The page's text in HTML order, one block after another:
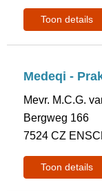
Toon details
Medeqi -
Mevr. M.C.G.
Bergweg 166
7524 CZ
Toon details